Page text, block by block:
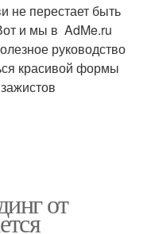
не перестает быть
и мы в AdMe.ru
руководство
красивой формы
от